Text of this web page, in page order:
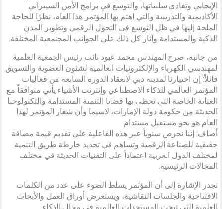
الإيجابي وتفادي سلبياتها، والتوسع في برامج الأمن السيبراني
الأكاديمية والتدريبية والتي اهتم بها المؤتمر هذا العام، نظرًا للحاجة
الملحة إليها في ظل التوسع في التحول الرقمي وتطوير المدن
الذكية والمستدامة وآثار كل ذلك على الجوانب المجتمعية المختلفة.
من جانبه، صرح المهندس محمد عبود نائب رئيس الجمعية العلمية
لمهندسي الكهرباء والإلكترونيات العالمية لشئون العضوية والتسويق
قائلاً: إن اختيارنا لمدينة دبي لانعقاد الدورة السابعة من فعاليات
المؤتمر العالمي للذكاء الاصطناعي وإنترنت الأشياء يأتي متوافقاً مع
العناية الخاصة التي تحظى بها قضايا التنمية المستدامة والتكنولوجيا
الحديثة من حكومة دولة الإمارات، لاسيما وأن شعار المؤتمر لهذا
العام هو نحو مستقبل مستدام.
أضاف: إننا نحرص سنوياً عبر هذه الفاعلية على تقديم قيمة مضافة
حقيقية للصناعة الرقمية وتساهم في تحديد خارطة طريق التنمية
لمختلف الدول العربية اعتماداً على التقنيات الحديثة في مختلف
المجالات الرئيسية.
تجدر الإشارة إلى أن المؤتمر يسلط الضوء على عدد من الكلمات
الافتتاحية والجلسات النقاشية، ويستعرض أوراق العمل والأبحاث
العلمية التي تبحث المستجدات العالمية في مجال الذكاء